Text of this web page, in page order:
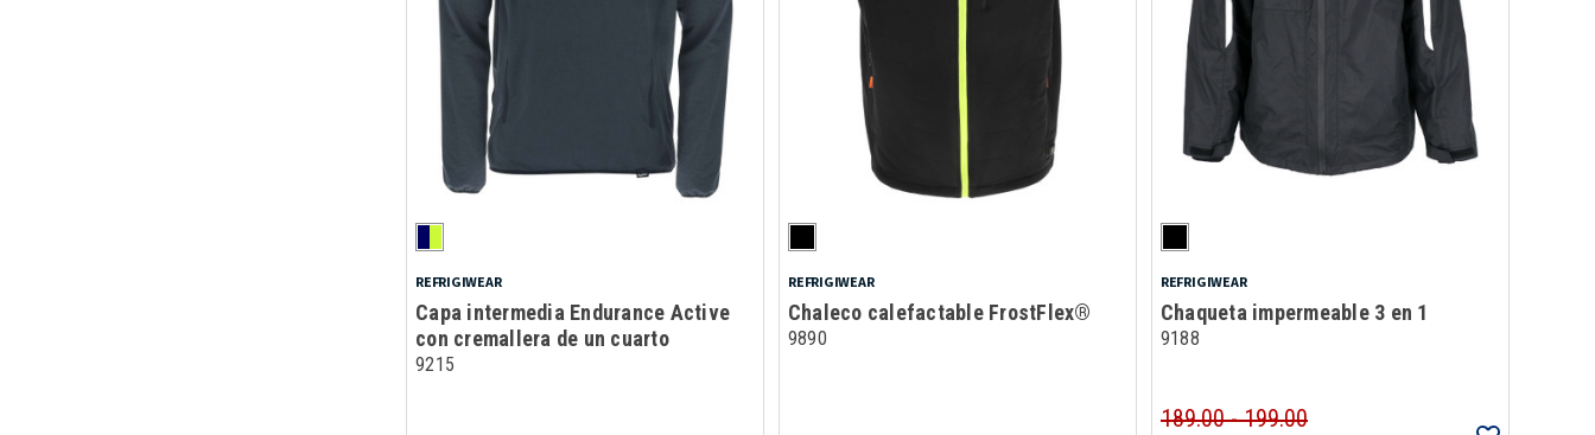
REFRIGIWEAR
Capa intermedia Endurance Active
con cremallera de un cuarto
9215
REFRIGIWEAR
Chaleco calefactable FrostFlex®
9890
REFRIGIWEAR
Chaqueta impermeable 3 en 1
9188
189.00 - 199.00